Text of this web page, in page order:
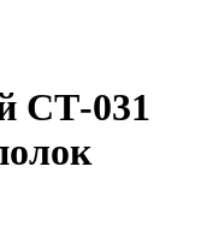
СТ-031